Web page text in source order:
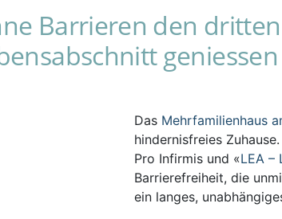
Barrieren den dritten
geniessen
Das Mehrfamilienhaus
hindernisfreies
Pro Infirmis und «LEA –
Barrierefreiheit, die
ein langes,